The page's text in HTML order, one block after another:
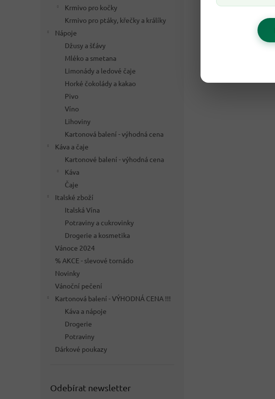
Krmivo pro kočky
Krmivo pro ptáky, křečky a králíky
Nápoje
Džusy a šťávy
Mléko a smetana
Limonády a ledové čaje
Horké čokolády a kakao
Pivo
Víno
Lihoviny
Kartonová balení - výhodná cena
Káva a čaje
Kartonové balení - výhodná cena
Káva
Čaje
Italské zboží
Italská Vína
Potraviny a cukrovinky
Drogerie a kosmetika
Vánoce 2024
% AKCE - slevové tornádo
Novinky
Vánoční pečení
Kartonová balení - VÝHODNÁ CENA !!!
Káva a nápoje
Drogerie
Potraviny
Dárkové poukazy
Odebírat newsletter